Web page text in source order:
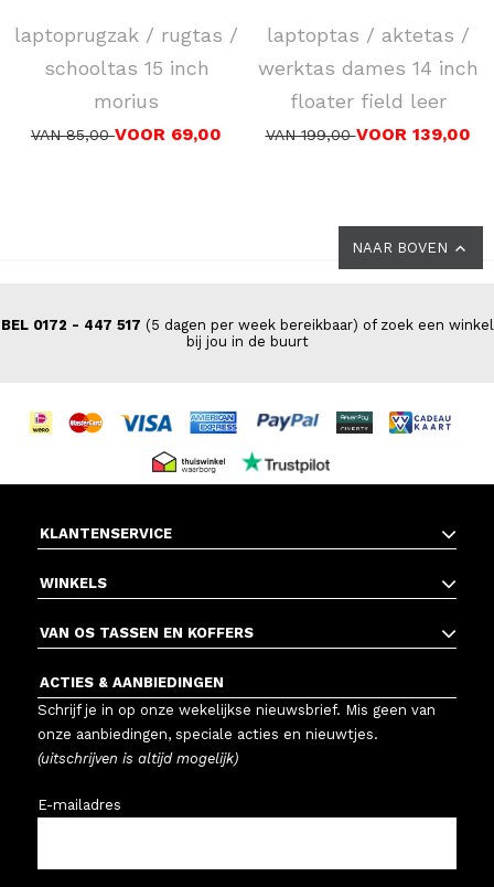
laptoprugzak / rugtas /
schooltas 15 inch
morius
VAN 85,00VOOR 69,00
laptoptas / aktetas /
werktas dames 14 inch
floater field leer
VAN 199,00VOOR 139,00
NAAR BOVEN
BEL 0172 - 447 517 (5 dagen per week bereikbaar) of zoek een winkel
bij jou in de buurt
KLANTENSERVICE
WINKELS
VAN OS TASSEN EN KOFFERS
ACTIES & AANBIEDINGEN
Schrijf je in op onze wekelijkse nieuwsbrief. Mis geen van
onze aanbiedingen, speciale acties en nieuwtjes.
(uitschrijven is altijd mogelijk)
E-mailadres